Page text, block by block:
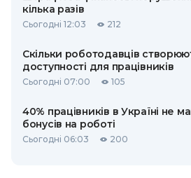
кілька разів
Сьогодні 12:03 212
Скільки роботодавців
доступності для працівників
Сьогодні 07:00 105
40% працівників в Україні не
бонусів на роботі
Сьогодні 06:03 200